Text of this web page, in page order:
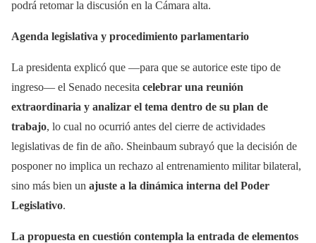
podrá retomar la discusión en la Cámara alta.
Agenda legislativa y procedimiento parlamentario
La presidenta explicó que —para que se autorice este tipo de
ingreso— el Senado necesita celebrar una reunión
extraordinaria y analizar el tema dentro de su plan de
trabajo, lo cual no ocurrió antes del cierre de actividades
legislativas de fin de año. Sheinbaum subrayó que la decisión de
posponer no implica un rechazo al entrenamiento militar bilateral,
sino más bien un ajuste a la dinámica interna del Poder
Legislativo.
La propuesta en cuestión contempla la entrada de elementos